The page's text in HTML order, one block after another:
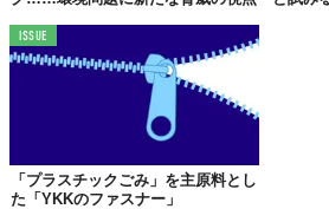
ISSUE
「プラスチックごみ」を主原料とし
た「YKKのファスナー」